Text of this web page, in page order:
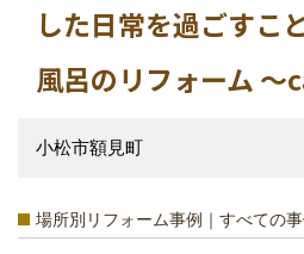
した日常を過ごすこ
風呂のリフォーム ～
小松市額見町
場所別リフォーム事例｜すべての事